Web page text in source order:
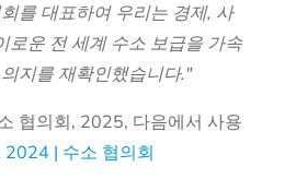
를 대표하여 우리는 경제, 사
로운 전 세계 수소 보급을 가속
지를 재확인했습니다."
협의회, 2025, 다음에서 사용
2024 | 수소 협의회